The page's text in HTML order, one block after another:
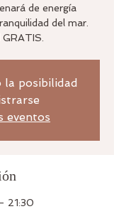
de energía
del mar.
la posibilidad
eventos
21:30